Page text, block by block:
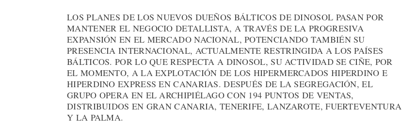
LOS PLANES DE LOS NUEVOS DUEÑOS BÁLTICOS DE DINOSOL PASAN POR
MANTENER EL NEGOCIO DETALLISTA, A TRAVÉS DE LA PROGRESIVA
EXPANSIÓN EN EL MERCADO NACIONAL, POTENCIANDO TAMBIÉN SU
PRESENCIA INTERNACIONAL, ACTUALMENTE RESTRINGIDA A LOS PAÍSES
BÁLTICOS. POR LO QUE RESPECTA A DINOSOL, SU ACTIVIDAD SE CIÑE, POR
EL MOMENTO, A LA EXPLOTACIÓN DE LOS HIPERMERCADOS HIPERDINO E
HIPERDINO EXPRESS EN CANARIAS. DESPUÉS DE LA SEGREGACIÓN, EL
GRUPO OPERA EN EL ARCHIPIÉLAGO CON 194 PUNTOS DE VENTAS,
DISTRIBUIDOS EN GRAN CANARIA, TENERIFE, LANZAROTE, FUERTEVENTURA
Y LA PALMA.